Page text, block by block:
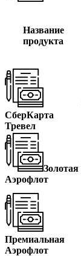
Название
продукта
СберКарта
Тревел
Золотая
Аэрофлот
Премиальная
Аэрофлот